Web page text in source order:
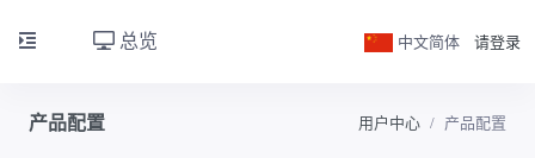
总览 中文简体 请登录
产品配置 用户中心 产品配置